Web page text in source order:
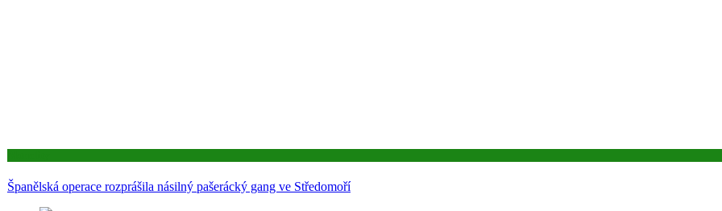
Španělská operace rozprášila násilný pašerácký gang ve Středomoří